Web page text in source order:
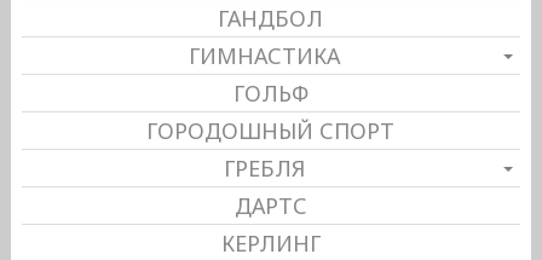
ГАНДБОЛ
ГИМНАСТИКА
ГОЛЬФ
ГОРОДОШНЫЙ СПОРТ
ГРЕБЛЯ
ДАРТС
КЕРЛИНГ